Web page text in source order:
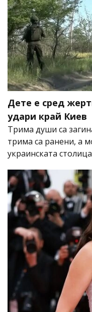
Дете е сред
удари край Киев
Трима души са
трима са ранени, а
украинската столица